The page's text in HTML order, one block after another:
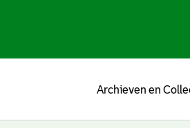
Archieven en